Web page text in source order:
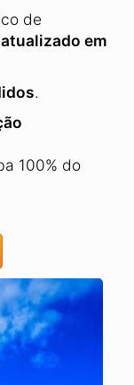
de
em
.
100% do